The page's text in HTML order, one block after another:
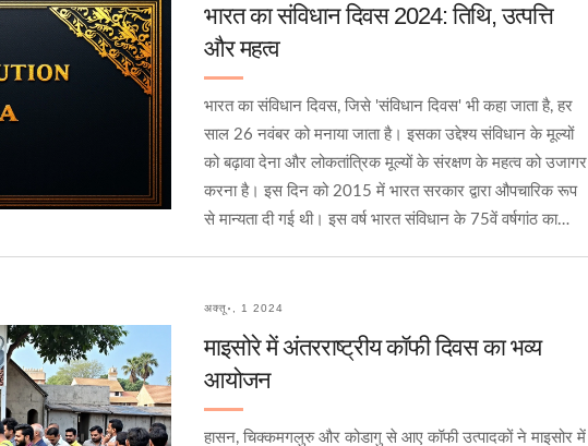
भारत का संविधान दिवस 2024: तिथि, उत्पत्ति
और महत्व
भारत का संविधान दिवस, जिसे 'संविधान दिवस' भी कहा जाता है, हर
साल 26 नवंबर को मनाया जाता है। इसका उद्देश्य संविधान के मूल्यों
को बढ़ावा देना और लोकतांत्रिक मूल्यों के संरक्षण के महत्व को उजागर
करना है। इस दिन को 2015 में भारत सरकार द्वारा औपचारिक रूप
से मान्यता दी गई थी। इस वर्ष भारत संविधान के 75वें वर्षगांठ का
अक्तू॰, 1 2024
माइसोरे में अंतरराष्ट्रीय कॉफी दिवस का भव्य
आयोजन
हासन, चिक्कमगलुरु और कोडागु से आए कॉफी उत्पादकों ने माइसोर में